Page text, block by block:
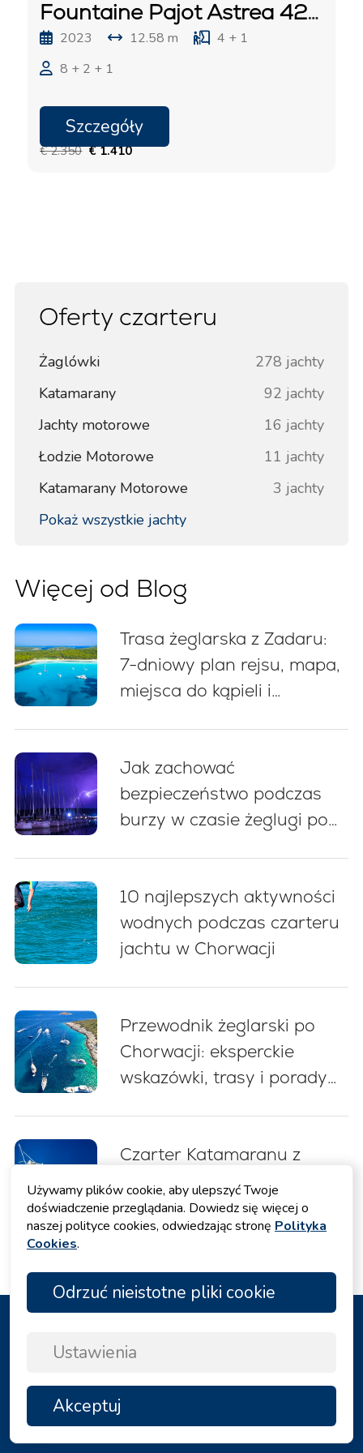
Fountaine Pajot Astrea 42 "Crazy Diamond"
2023 12.58 m
4 + 1
8 + 2 + 1
17.10. - 24.10.2026
€ 2.350 € 1.410
Szczegóły
Oferty czarteru
Żaglówki
278 jachty
Katamarany
92 jachty
Jachty motorowe
16 jachty
Łodzie Motorowe
11 jachty
Katamarany Motorowe
3 jachty
Pokaż wszystkie jachty
Więcej od Blog
Trasa żeglarska z Zadaru:
7-dniowy plan rejsu, mapa,
miejsca do kąpieli i
Jak zachować
bezpieczeństwo podczas
burzy w czasie żeglugi po
10 najlepszych aktywności
wodnych podczas czarteru
jachtu w Chorwacji
Przewodnik żeglarski po
Chorwacji: eksperckie
wskazówki, trasy i porady
Czarter Katamaranu z
Załogą w Chorwacji: Twoja
Bezstresowa Żeglarska
Ucieczka
Nasza Flota
Usługi
GÓRĘ
Używamy plików cookie, aby ulepszyć Twoje
doświadczenie przeglądania. Dowiedz się więcej o
naszej polityce cookies, odwiedzając stronę Polityka
Cookies.
Odrzuć nieistotne pliki cookie
Ustawienia
Akceptuj